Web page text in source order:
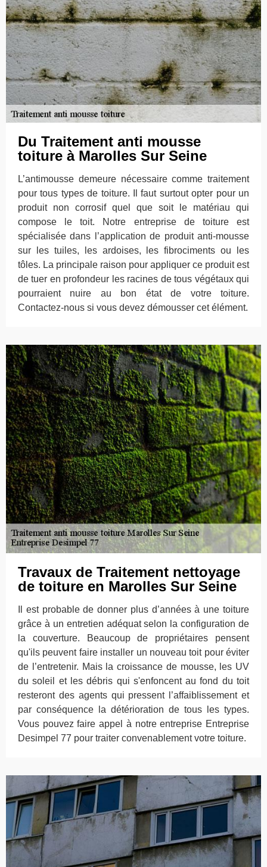
Du Traitement anti mousse
toiture à Marolles Sur Seine
L’antimousse demeure nécessaire comme traitement
pour tous types de toiture. Il faut surtout opter pour un
produit non corrosif quel que soit le matériau qui
compose le toit. Notre entreprise de toiture est
spécialisée dans l’application de produit anti-mousse
sur les tuiles, les ardoises, les fibrociments ou les
tôles. La principale raison pour appliquer ce produit est
de tuer en profondeur les racines de tous végétaux qui
pourraient nuire au bon état de votre toiture.
Contactez-nous si vous devez démousser cet élément.
Travaux de Traitement nettoyage
de toiture en Marolles Sur Seine
Il est probable de donner plus d’années à une toiture
grâce à un entretien adéquat selon la configuration de
la couverture. Beaucoup de propriétaires pensent
qu'ils peuvent faire installer un nouveau toit pour éviter
de l’entretenir. Mais la croissance de mousse, les UV
du soleil et les débris qui s'enfoncent au fond du toit
resteront des agents qui pressent l’affaiblissement et
par conséquence la détérioration de tous les types.
Vous pouvez faire appel à notre entreprise Entreprise
Desimpel 77 pour traiter convenablement votre toiture.